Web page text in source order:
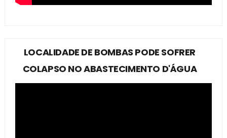
LOCALIDADE DE BOMBAS PODE SOFRER
COLAPSO NO ABASTECIMENTO D'ÁGUA